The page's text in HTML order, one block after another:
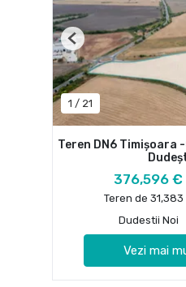
1 / 21
Previous
Teren DN6 Timișoara
376,596 €
Teren de
Dudestii Noi
Vezi mai